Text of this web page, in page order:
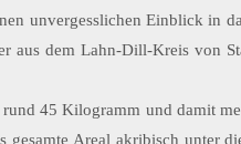
unvergesslichen Einblick in
aus dem Lahn-Dill-Kreis von
45 Kilogramm und damit
Areal akribisch unter